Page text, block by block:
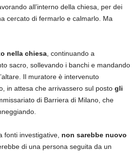
all’interno della chiesa, per dei
cercato di fermarlo e calmarlo. Ma
nella chiesa, continuando a
sacro, sollevando i banchi e mandando
Il muratore è intervenuto
in attesa che arrivassero sul posto gli
di Barriera di Milano, che
fonti investigative, non sarebbe nuovo
di una persona seguita da un